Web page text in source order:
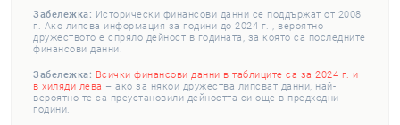
Забележка: Исторически финансови данни се поддържат от 2008
г. Ако липсва информация за години до 2024 г. , вероятно
дружеството е спряло дейност в годината, за която са последните
финансови данни.
Забележка: Всички финансови данни в таблиците са за 2024 г. и
в хиляди лева – ако за някои дружества липсват данни, най-
вероятно те са преустановили дейността си още в предходни
години.